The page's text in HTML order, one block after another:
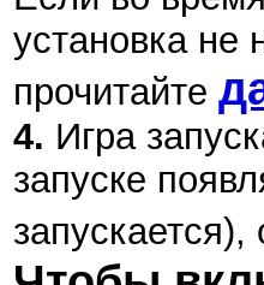
установка не
прочитайте
4. Игра
запуске
запускается),